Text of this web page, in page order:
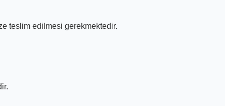
teslim edilmesi gerekmektedir.